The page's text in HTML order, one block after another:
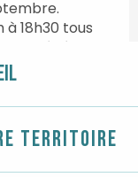
territoire
à 18h30 tous
fériés.